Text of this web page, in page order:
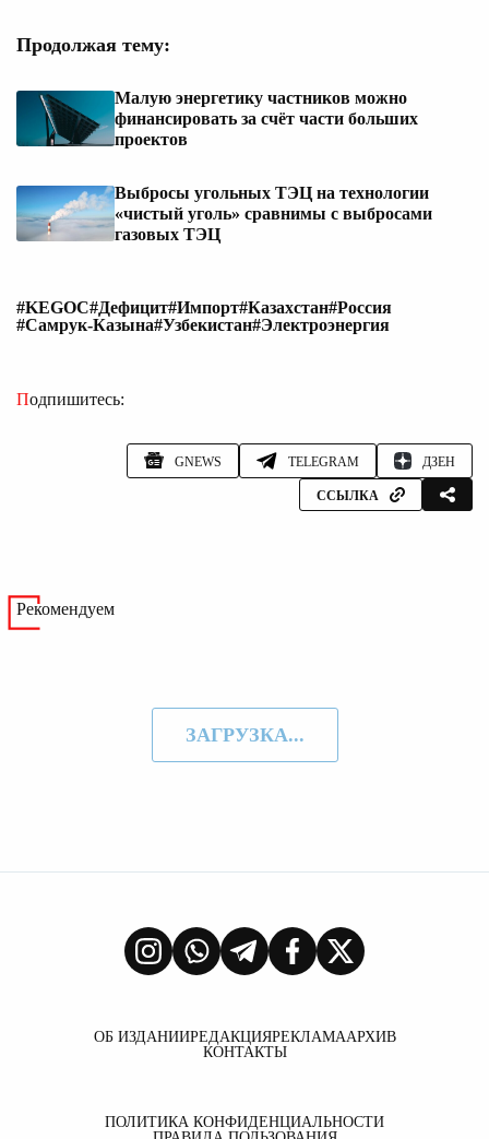
Продолжая тему:
Малую энергетику частников можно
финансировать за счёт части больших
проектов
Выбросы угольных ТЭЦ на технологии
«чистый уголь» сравнимы с выбросами
газовых ТЭЦ
#KEGOC#Дефицит#Импорт#Казахстан#Россия
#Самрук-Казына#Узбекистан#Электроэнергия
Подпишитесь:
GNEWS TELEGRAM ДЗЕН
ССЫЛКА
Рекомендуем
ЗАГРУЗКА...
ОБ ИЗДАНИИРЕДАКЦИЯРЕКЛАМААРХИВ
КОНТАКТЫ
ПОЛИТИКА КОНФИДЕНЦИАЛЬНОСТИ